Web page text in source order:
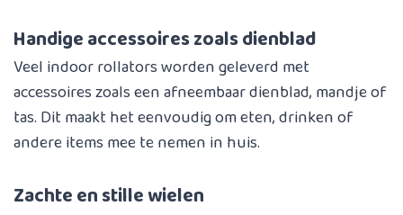
Handige accessoires zoals dienblad
Veel indoor rollators worden geleverd met
accessoires zoals een afneembaar dienblad, mandje of
tas. Dit maakt het eenvoudig om eten, drinken of
andere items mee te nemen in huis.
Zachte en stille wielen